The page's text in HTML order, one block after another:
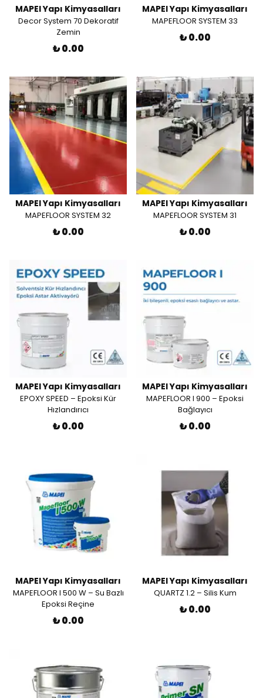
MAPEI Yapı Kimyasalları
Decor System 70 Dekoratif
Zemin
₺ 0.00
MAPEI Yapı Kimyasalları
MAPEFLOOR SYSTEM 33
₺ 0.00
MAPEI Yapı Kimyasalları
MAPEFLOOR SYSTEM 32
₺ 0.00
MAPEI Yapı Kimyasalları
MAPEFLOOR SYSTEM 31
₺ 0.00
MAPEI Yapı Kimyasalları
EPOXY SPEED – Epoksi Kür
Hızlandırıcı
₺ 0.00
MAPEI Yapı Kimyasalları
MAPEFLOOR I 900 – Epoksi
Bağlayıcı
₺ 0.00
MAPEI Yapı Kimyasalları
MAPEFLOOR I 500 W – Su Bazlı
Epoksi Reçine
₺ 0.00
MAPEI Yapı Kimyasalları
QUARTZ 1.2 – Silis Kum
₺ 0.00